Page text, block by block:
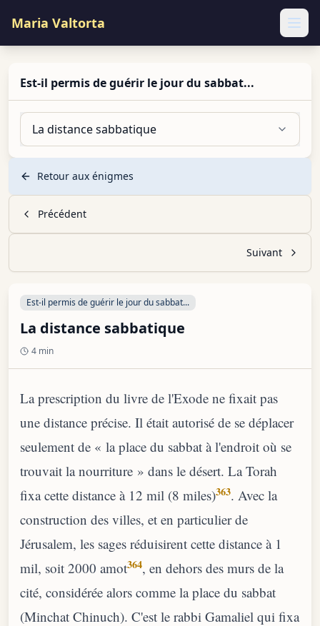
Maria Valtorta
Est-il permis de guérir le jour du sabbat...
La distance sabbatique
Retour aux énigmes
Précédent
Suivant
Est-il permis de guérir le jour du sabbat...
La distance sabbatique
4 min
La prescription du livre de l'Exode ne fixait pas
une distance précise. Il était autorisé de se déplacer
seulement de « la place du sabbat à l'endroit où se
trouvait la nourriture » dans le désert. La Torah
fixa cette distance à 12 mil (8 miles)363. Avec la
construction des villes, et en particulier de
Jérusalem, les sages réduisirent cette distance à 1
mil, soit 2000 amot364, en dehors des murs de la
cité, considérée alors comme la place du sabbat
(Minchat Chinuch). C'est le rabbi Gamaliel qui fixa